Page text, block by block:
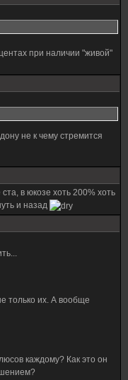
при наличии "живой"
не к чему стремится
в юкозе хоть 200% хоть
и назад
только их. А вообще
каждому? Как это он